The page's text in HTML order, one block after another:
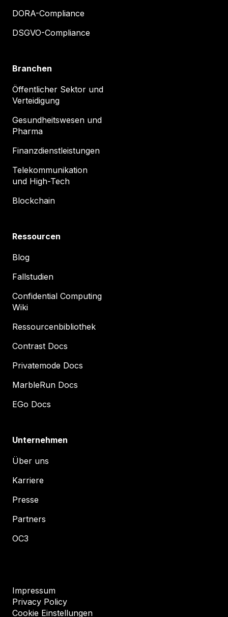
DORA-Compliance
DSGVO-Compliance
Branchen
Öffentlicher Sektor und
Verteidigung
Gesundheitswesen und
Pharma
Finanzdienstleistungen
Telekommunikation
und High-Tech
Blockchain
Ressourcen
Blog
Fallstudien
Confidential Computing
Wiki
Ressourcenbibliothek
Contrast Docs
Privatemode Docs
MarbleRun Docs
EGo Docs
Unternehmen
Über uns
Karriere
Presse
Partners
OC3
Impressum
Privacy Policy
Cookie Einstellungen